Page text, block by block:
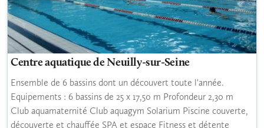
Centre aquatique de Neuilly-sur-Seine
Ensemble de 6 bassins dont un découvert toute l'année.
Equipements : 6 bassins de 25 x 17,50 m Profondeur 2,30 m
Club aquamaternité Club aquagym Solarium Piscine couverte,
découverte et chauffée SPA et espace Fitness et détente